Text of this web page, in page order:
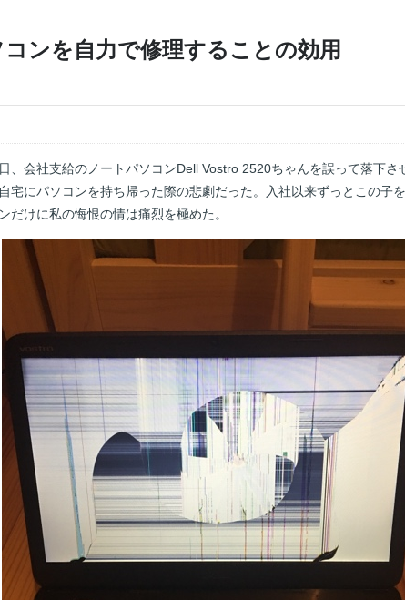
コンを自力で修理することの効用
、会社支給のノートパソコンDell Vostro 2520ちゃんを誤って落下さ
宅にパソコンを持ち帰った際の悲劇だった。入社以来ずっとこの子
だけに私の悔恨の情は痛烈を極めた。